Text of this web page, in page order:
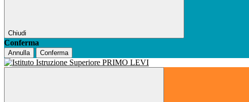
Chiudi
Conferma
Annulla Conferma